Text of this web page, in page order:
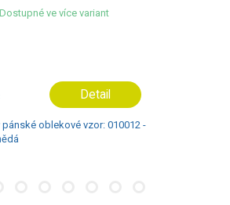
Dostupné ve více variant
Detail
oblekové vzor: 010012 -